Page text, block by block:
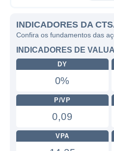
INDICADORES DA
Confira os fundamentos das
INDICADORES DE
DY
0%
P/VP
0,09
VPA